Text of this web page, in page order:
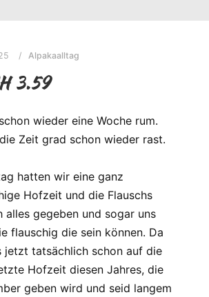
Alpakaalltag
3.59
wieder eine Woche rum.
Zeit grad schon wieder rast.
hatten wir eine ganz
Hofzeit und die Flauschs
alles gegeben und sogar uns
flauschig die sein können. Da
jetzt tatsächlich schon auf die
Hofzeit diesen Jahres, die
geben wird und seid langem